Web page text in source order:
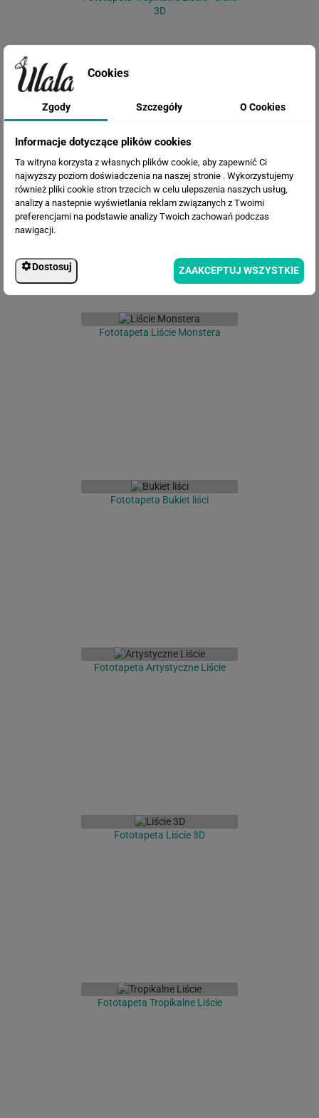
3D
Fototapeta Piękne liście
Fototapeta Liście Monstera
Fototapeta Bukiet liści
Fototapeta Artystyczne Liście
Fototapeta Liście 3D
Fototapeta Tropikalne Liście
Cookies
Zgody Szczegóły O Cookies
Informacje dotyczące plików cookies
Ta witryna korzysta z własnych plików cookie, aby zapewnić Ci
najwyższy poziom doświadczenia na naszej stronie . Wykorzystujemy
również pliki cookie stron trzecich w celu ulepszenia naszych usług,
analizy a nastepnie wyświetlania reklam związanych z Twoimi
preferencjami na podstawie analizy Twoich zachowań podczas
nawigacji.
Dostosuj ZAAKCEPTUJ WSZYSTKIE